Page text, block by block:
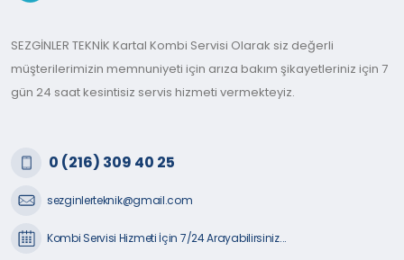
SEZGİNLER TEKNİK Kartal Kombi Servisi Olarak siz değerli
müşterilerimizin memnuniyeti için arıza bakım şikayetleriniz için 7
gün 24 saat kesintisiz servis hizmeti vermekteyiz.
0 (216) 309 40 25
sezginlerteknik@gmail.com
Kombi Servisi Hizmeti İçin 7/24 Arayabilirsiniz...